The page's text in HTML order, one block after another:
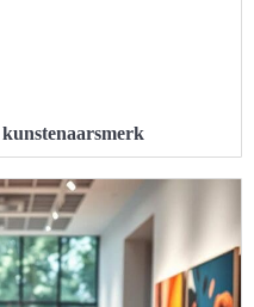
kunstenaarsmerk